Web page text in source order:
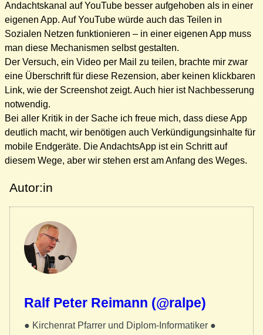
Andachtskanal auf YouTube besser aufgehoben als in einer
eigenen App. Auf YouTube würde auch das Teilen in
Sozialen Netzen funktionieren – in einer eigenen App muss
man diese Mechanismen selbst gestalten.
Der Versuch, ein Video per Mail zu teilen, brachte mir zwar
eine Überschrift für diese Rezension, aber keinen klickbaren
Link, wie der Screenshot zeigt. Auch hier ist Nachbesserung
notwendig.
Bei aller Kritik in der Sache ich freue mich, dass diese App
deutlich macht, wir benötigen auch Verkündigungsinhalte für
mobile Endgeräte. Die AndachtsApp ist ein Schritt auf
diesem Wege, aber wir stehen erst am Anfang des Weges.
Autor:in
Ralf Peter Reimann (@ralpe)
● Kirchenrat Pfarrer und Diplom-Informatiker ●